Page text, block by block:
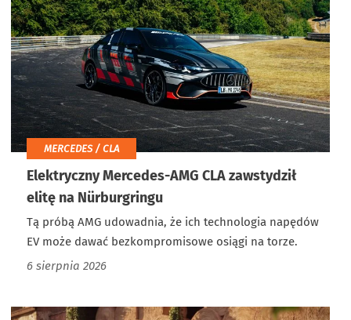
MERCEDES / CLA
Elektryczny Mercedes-AMG CLA zawstydził
elitę na Nürburgringu
Tą próbą AMG udowadnia, że ich technologia napędów
EV może dawać bezkompromisowe osiągi na torze.
6 sierpnia 2026